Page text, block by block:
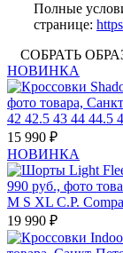
Полные
странице:
СОБРАТЬ
НОВИНКА
42 42.5 43 44 44.5
15 990 ₽
НОВИНКА
M S XL C.P.
19 990 ₽